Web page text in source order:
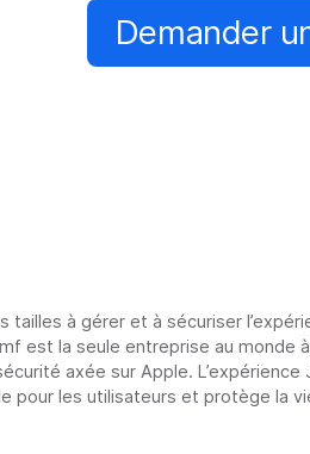
Demander
à gérer et à sécuriser
est la seule entreprise au monde
axée sur Apple. L’expérience
pour les utilisateurs et protège la